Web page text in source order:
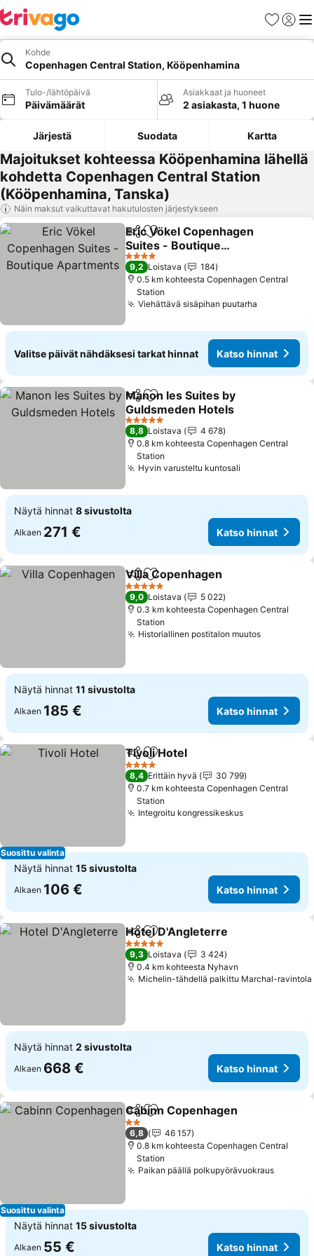
Suosikit
Kohde
Copenhagen Central Station, Kööpenhamina
Tulo-/lähtöpäivä
Päivämäärät
Asiakkaat ja huoneet
2 asiakasta, 1 huone
Järjestä Suodata Kartta
Majoitukset kohteessa Kööpenhamina lähellä
kohdetta Copenhagen Central Station
(Kööpenhamina, Tanska)
Näin maksut vaikuttavat hakutulosten järjestykseen
Jaa Lisää suosikkeihin
Eric Vökel Copenhagen
Suites - Boutique
Apartments
Katso hinnat
4 Tähtiluokitus
9,2 Loistava
184
0.5 km kohteesta Copenhagen Central
Station
Viehättävä sisäpihan puutarha
Valitse päivät nähdäksesi tarkat hinnat Katso hinnat
Jaa Lisää suosikkeihin
Manon les Suites by
Guldsmeden Hotels
Katso hinnat
5 Tähtiluokitus
8,8 Loistava
4 678
0.8 km kohteesta Copenhagen Central
Station
Hyvin varusteltu kuntosali
Näytä hinnat 8 sivustolta
Alkaen 271 € Katso hinnat
Jaa Lisää suosikkeihin
Villa Copenhagen
5 Tähtiluokitus
9,0 Loistava
5 022
0.3 km kohteesta Copenhagen Central
Station
Historiallinen postitalon muutosKatso
Näytä hinnat 11 sivustolta
Alkaen 185 € Katso hinnat
Suosittu valinta
Jaa Lisää suosikkeihin
Tivoli Hotel
4 Tähtiluokitus
8,4 Erittäin hyvä
30 799
0.7 km kohteesta Copenhagen Central
Station
Integroitu kongressikeskusKatso hinnat
Näytä hinnat 15 sivustolta
Alkaen 106 € Katso hinnat
Jaa Lisää suosikkeihin
Hotel D'Angleterre
5 Tähtiluokitus
9,3 Loistava
3 424
0.4 km kohteesta Nyhavn
Michelin-tähdellä palkittu Marchal-ravintola
Näytä hinnat 2 sivustolta
Alkaen 668 € Katso hinnat
Suosittu valinta
Jaa Lisää suosikkeihin
Cabinn Copenhagen
2 Tähtiluokitus
6,8
46 157
0.8 km kohteesta Copenhagen Central
Station
Paikan päällä polkupyörävuokrausKatso
Näytä hinnat 15 sivustolta
Alkaen 55 € Katso hinnat